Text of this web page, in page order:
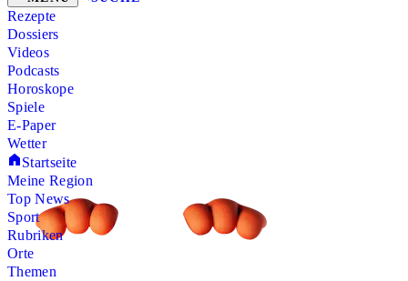
Rezepte
Dossiers
Videos
Podcasts
Horoskope
Spiele
E-Paper
Wetter
Startseite
Meine Region
Top News
Sport
Rubriken
Orte
Themen